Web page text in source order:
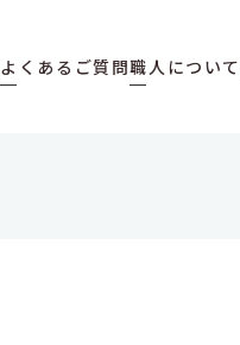
よくあるご質問職人について